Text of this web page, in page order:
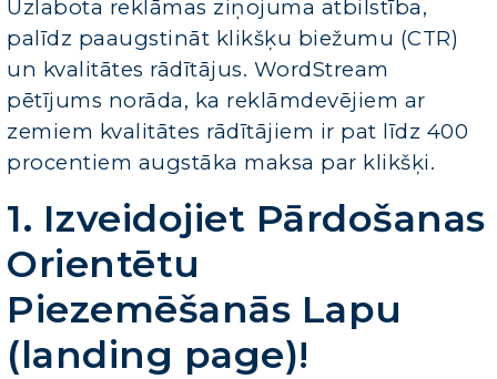
Uzlabota reklāmas ziņojuma atbilstība,
palīdz paaugstināt klikšķu biežumu (CTR)
un kvalitātes rādītājus. WordStream
pētījums norāda, ka reklāmdevējiem ar
zemiem kvalitātes rādītājiem ir pat līdz 400
procentiem augstāka maksa par klikšķi.
1. Izveidojiet Pārdošanas
Orientētu
Piezemēšanās Lapu
(landing page)!